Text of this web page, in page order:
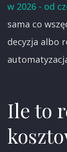
w 2026 - od
sama co
decyzja albo
Ile to